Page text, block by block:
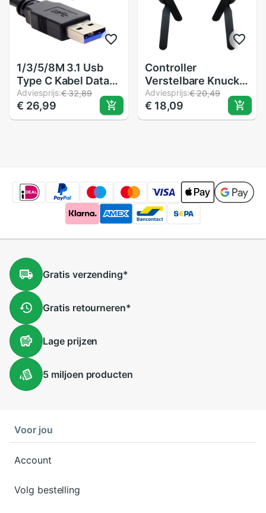
1/3/5/8M 3.1 Usb
Type C Kabel Data-
overdracht Snel
Opladen Kabel Voor
Oculus quest Link
Adviesprijs:€ 32,89
€ 26,99
Controller
Verstelbare Knuckle
Bandjes Voor
Oculus Quest / Rift
S Vr Touch
Adviesprijs:€ 20,49
€ 18,09
Gratis verzending*
Gratis retourneren*
Lageprijzen
5 miljoen producten
Voor jou
Account
Volg bestelling